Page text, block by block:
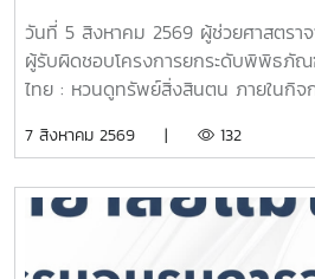
ชมเชย:นายธนเสฏฐ์ อิ่มจิตรจรัส - มห
ชมเชย:นางสาวลภัสรดา ไชยมงคลมห
สำเร็จในครั้งนี้เป็นแรงบันดาลใจให้ทุก
ขับเคลื่อนการพัฒนาสังคมในระดับโลก
English Speech Contest 20265
วันที่ 5 สิงหาคม 2569 ผู้ช่วยศาสตรา
ผู้รับผิดชอบโครงการยกระดับพิพิธภั
ไทย : หวนดูทรัพย์สิ่งสินตน ภายในกิจ
“การฝัดข้าว การตำข้าว วิถีเกษตรไท
ณ พิพิธภัณฑ์วัฒนธรรมการเกษตรไทย
7 สิงหาคม 2569 | 132